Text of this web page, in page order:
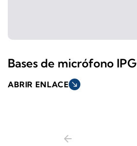
Bases de micrófono IPG
ABRIR ENLACE south_east
arrow_back